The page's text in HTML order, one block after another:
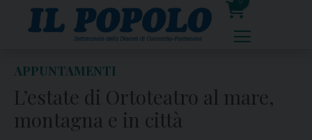
0
prodotti
APPUNTAMENTI
L’estate di Ortoteatro al mare,
montagna e in città